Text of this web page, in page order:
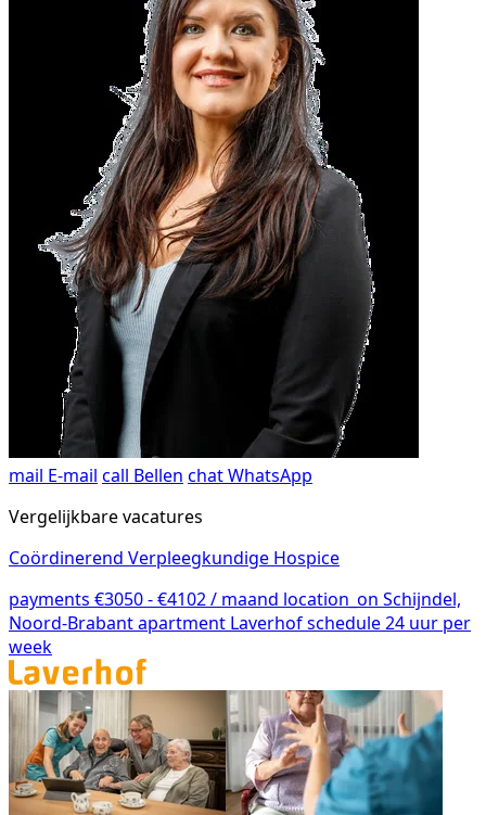
mail E-mail call Bellen chatWhatsApp
Vergelijkbare vacatures
Coördinerend Verpleegkundige Hospice
payments €3050 - €4102 / maand location_on Schijndel,
Noord-Brabantapartment Laverhofschedule24 uur per
week